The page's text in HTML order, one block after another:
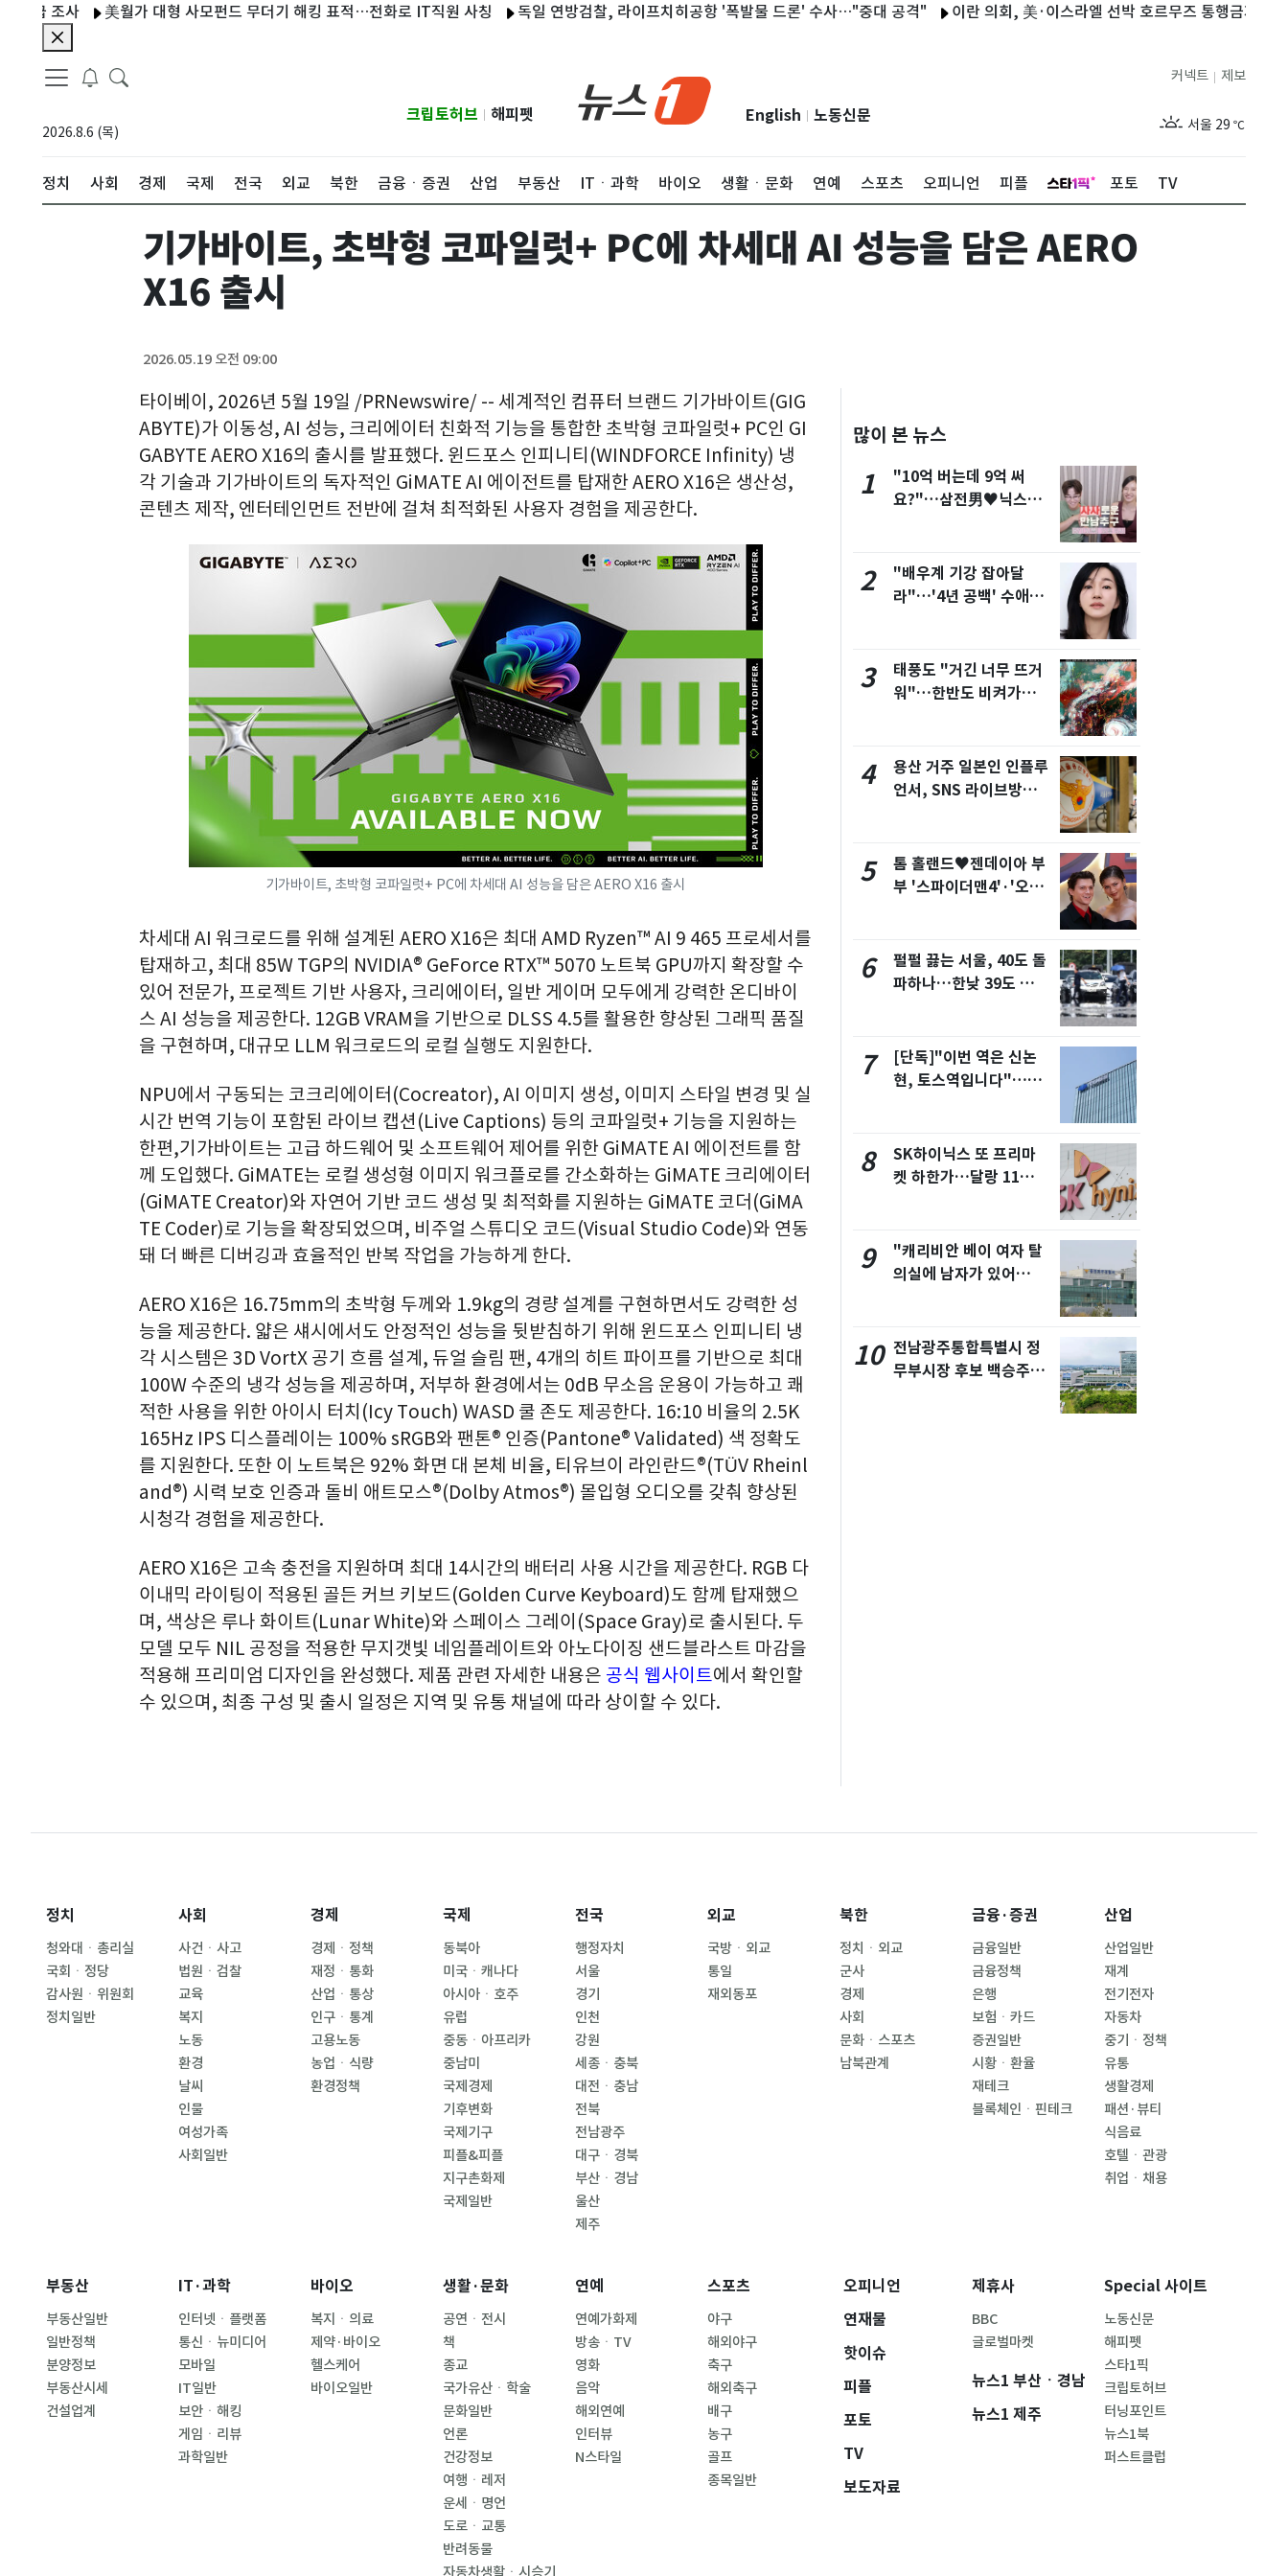
조사 美월가 대형 사모펀드 무더기 해킹 표적…전화로 IT직원 사칭 독일 연방검찰, 라이프치히공항 '폭발물 드론' 수사…"중대 공격" 이란 의회, 美·이스라엘 선박 호르무즈 통행금지 법안 검
2026.8.6 (목)
크립토허브 해피펫 English 노동신문
제보
커넥트
서울 29 ℃
정치 사회 경제 국제 전국 외교 북한 금융ㆍ증권 산업 부동산 ITㆍ과학 바이오 생활ㆍ문화 연예 스포츠 오피니언 피플 포토 TV
기가바이트, 초박형 코파일럿+ PC에 차세대 AI 성능을 담은 AERO
X16 출시
2026.05.19 오전 09:00
타이베이, 2026년 5월 19일 /PRNewswire/ -- 세계적인 컴퓨터 브랜드 기가바이트(GIG
ABYTE)가 이동성, AI 성능, 크리에이터 친화적 기능을 통합한 초박형 코파일럿+ PC인 GI
GABYTE AERO X16의 출시를 발표했다. 윈드포스 인피니티(WINDFORCE Infinity) 냉
각 기술과 기가바이트의 독자적인 GiMATE AI 에이전트를 탑재한 AERO X16은 생산성,
콘텐츠 제작, 엔터테인먼트 전반에 걸쳐 최적화된 사용자 경험을 제공한다.
기가바이트, 초박형 코파일럿+ PC에 차세대 AI 성능을 담은 AERO X16 출시
차세대 AI 워크로드를 위해 설계된 AERO X16은 최대 AMD Ryzen™ AI 9 465 프로세서를
탑재하고, 최대 85W TGP의 NVIDIA® GeForce RTX™ 5070 노트북 GPU까지 확장할 수
있어 전문가, 프로젝트 기반 사용자, 크리에이터, 일반 게이머 모두에게 강력한 온디바이
스 AI 성능을 제공한다. 12GB VRAM을 기반으로 DLSS 4.5를 활용한 향상된 그래픽 품질
을 구현하며, 대규모 LLM 워크로드의 로컬 실행도 지원한다.
NPU에서 구동되는 코크리에이터(Cocreator), AI 이미지 생성, 이미지 스타일 변경 및 실
시간 번역 기능이 포함된 라이브 캡션(Live Captions) 등의 코파일럿+ 기능을 지원하는
한편,기가바이트는 고급 하드웨어 및 소프트웨어 제어를 위한 GiMATE AI 에이전트를 함
께 도입했다. GiMATE는 로컬 생성형 이미지 워크플로를 간소화하는 GiMATE 크리에이터
(GiMATE Creator)와 자연어 기반 코드 생성 및 최적화를 지원하는 GiMATE 코더(GiMA
TE Coder)로 기능을 확장되었으며, 비주얼 스튜디오 코드(Visual Studio Code)와 연동
돼 더 빠른 디버깅과 효율적인 반복 작업을 가능하게 한다.
AERO X16은 16.75mm의 초박형 두께와 1.9kg의 경량 설계를 구현하면서도 강력한 성
능을 제공한다. 얇은 섀시에서도 안정적인 성능을 뒷받침하기 위해 윈드포스 인피니티 냉
각 시스템은 3D VortX 공기 흐름 설계, 듀얼 슬림 팬, 4개의 히트 파이프를 기반으로 최대
100W 수준의 냉각 성능을 제공하며, 저부하 환경에서는 0dB 무소음 운용이 가능하고 쾌
적한 사용을 위한 아이시 터치(Icy Touch) WASD 쿨 존도 제공한다. 16:10 비율의 2.5K
165Hz IPS 디스플레이는 100% sRGB와 팬톤® 인증(Pantone® Validated) 색 정확도
를 지원한다. 또한 이 노트북은 92% 화면 대 본체 비율, 티유브이 라인란드®(TÜV Rheinl
and®) 시력 보호 인증과 돌비 애트모스®(Dolby Atmos®) 몰입형 오디오를 갖춰 향상된
시청각 경험을 제공한다.
AERO X16은 고속 충전을 지원하며 최대 14시간의 배터리 사용 시간을 제공한다. RGB 다
이내믹 라이팅이 적용된 골든 커브 키보드(Golden Curve Keyboard)도 함께 탑재했으
며, 색상은 루나 화이트(Lunar White)와 스페이스 그레이(Space Gray)로 출시된다. 두
모델 모두 NIL 공정을 적용한 무지갯빛 네임플레이트와 아노다이징 샌드블라스트 마감을
적용해 프리미엄 디자인을 완성했다. 제품 관련 자세한 내용은 공식 웹사이트에서 확인할
수 있으며, 최종 구성 및 출시 일정은 지역 및 유통 채널에 따라 상이할 수 있다.
많이 본 뉴스
1
"10억 버는데 9억 써
요?"…삼전男♥닉스女
2
"배우계 기강 잡아달
라"…'4년 공백' 수애,
3
태풍도 "거긴 너무 뜨거
워"…한반도 비켜가는
4
용산 거주 일본인 인플루
언서, SNS 라이브방송
5
톰 홀랜드♥젠데이아 부
부 '스파이더맨4'·'오디
6
펄펄 끓는 서울, 40도 돌
파하나…한낮 39도 폭염
7
[단독]"이번 역은 신논
현, 토스역입니다"…서
8
SK하이닉스 또 프리마
켓 하한가…달랑 11주에
9
"캐리비안 베이 여자 탈
의실에 남자가 있어
10 전남광주통합특별시 정
무부시장 후보 백승주·
정치
청와대ㆍ총리실
국회ㆍ정당
감사원ㆍ위원회
정치일반
사회
사건ㆍ사고
법원ㆍ검찰
교육
복지
노동
환경
날씨
인물
여성가족
사회일반
경제
경제ㆍ정책
재정ㆍ통화
산업ㆍ통상
인구ㆍ통계
고용노동
농업ㆍ식량
환경정책
국제
동북아
미국ㆍ캐나다
아시아ㆍ호주
유럽
중동ㆍ아프리카
중남미
국제경제
기후변화
국제기구
피플&피플
지구촌화제
국제일반
전국
행정자치
서울
경기
인천
강원
세종ㆍ충북
대전ㆍ충남
전북
전남광주
대구ㆍ경북
부산ㆍ경남
울산
제주
외교
국방ㆍ외교
통일
재외동포
북한
정치ㆍ외교
군사
경제
사회
문화ㆍ스포츠
남북관계
금융·증권
금융일반
금융정책
은행
보험ㆍ카드
증권일반
시황ㆍ환율
재테크
블록체인ㆍ핀테크
산업
산업일반
재계
전기전자
자동차
중기ㆍ정책
유통
생활경제
패션·뷰티
식음료
호텔ㆍ관광
취업ㆍ채용
부동산
부동산일반
일반정책
분양정보
부동산시세
건설업계
IT·과학
인터넷ㆍ플랫폼
통신ㆍ뉴미디어
모바일
IT일반
보안ㆍ해킹
게임ㆍ리뷰
과학일반
바이오
복지ㆍ의료
제약·바이오
헬스케어
바이오일반
생활·문화
공연ㆍ전시
책
종교
국가유산ㆍ학술
문화일반
언론
건강정보
여행ㆍ레저
운세ㆍ명언
도로ㆍ교통
반려동물
연예
연예가화제
방송ㆍTV
영화
음악
해외연예
인터뷰
N스타일
스포츠
야구
해외야구
축구
해외축구
배구
농구
골프
종목일반
오피니언
연재물
핫이슈
피플
포토
TV
보도자료
제휴사
BBC
글로벌마켓
뉴스1 부산ㆍ경남
뉴스1 제주
Special 사이트
노동신문
해피펫
스타1픽
크립토허브
터닝포인트
뉴스1북
퍼스트클럽